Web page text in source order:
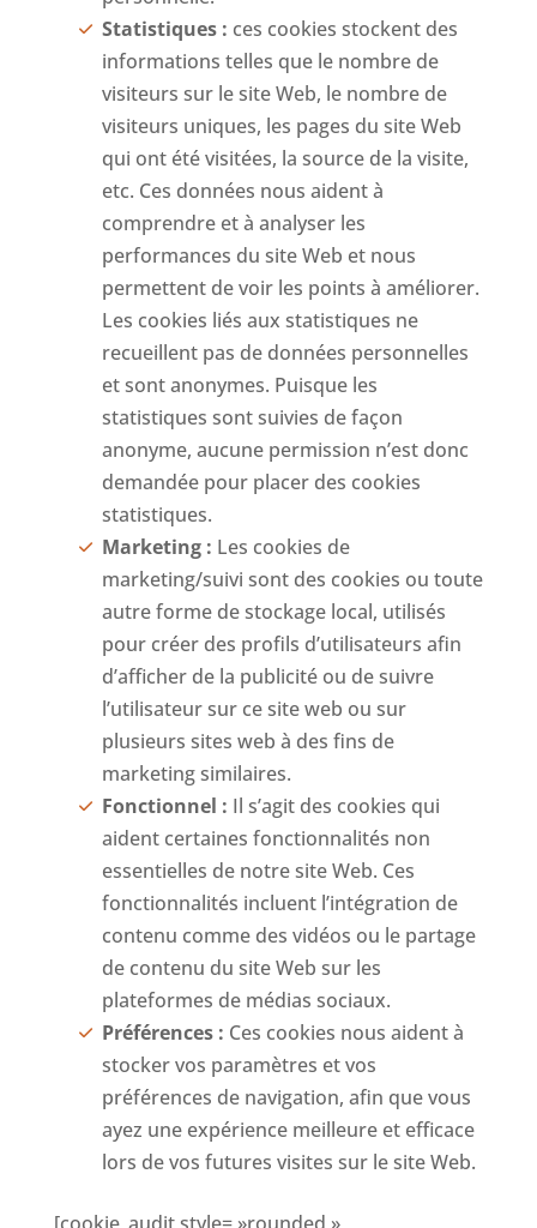
Statistiques : ces cookies stockent des
informations telles que le nombre de
visiteurs sur le site Web, le nombre de
visiteurs uniques, les pages du site Web
qui ont été visitées, la source de la visite,
etc. Ces données nous aident à
comprendre et à analyser les
performances du site Web et nous
permettent de voir les points à améliorer.
Les cookies liés aux statistiques ne
recueillent pas de données personnelles
et sont anonymes. Puisque les
statistiques sont suivies de façon
anonyme, aucune permission n’est donc
demandée pour placer des cookies
statistiques.
Marketing : Les cookies de
marketing/suivi sont des cookies ou toute
autre forme de stockage local, utilisés
pour créer des profils d’utilisateurs afin
d’afficher de la publicité ou de suivre
l’utilisateur sur ce site web ou sur
plusieurs sites web à des fins de
marketing similaires.
Fonctionnel : Il s’agit des cookies qui
aident certaines fonctionnalités non
essentielles de notre site Web. Ces
fonctionnalités incluent l’intégration de
contenu comme des vidéos ou le partage
de contenu du site Web sur les
plateformes de médias sociaux.
Préférences : Ces cookies nous aident à
stocker vos paramètres et vos
préférences de navigation, afin que vous
ayez une expérience meilleure et efficace
lors de vos futures visites sur le site Web.